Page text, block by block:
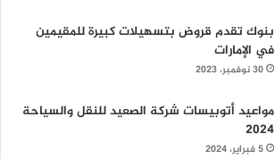
بنوك تقدم قروض بتسهيلات كبيرة للمقيمين
في الإمارات
30 نوفمبر، 2023
مواعيد أتوبيسات شركة الصعيد للنقل والسياحة
2024
5 فبراير، 2024